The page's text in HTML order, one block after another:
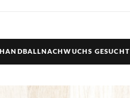
HANDBALLNACHWUCHS GESUCHT